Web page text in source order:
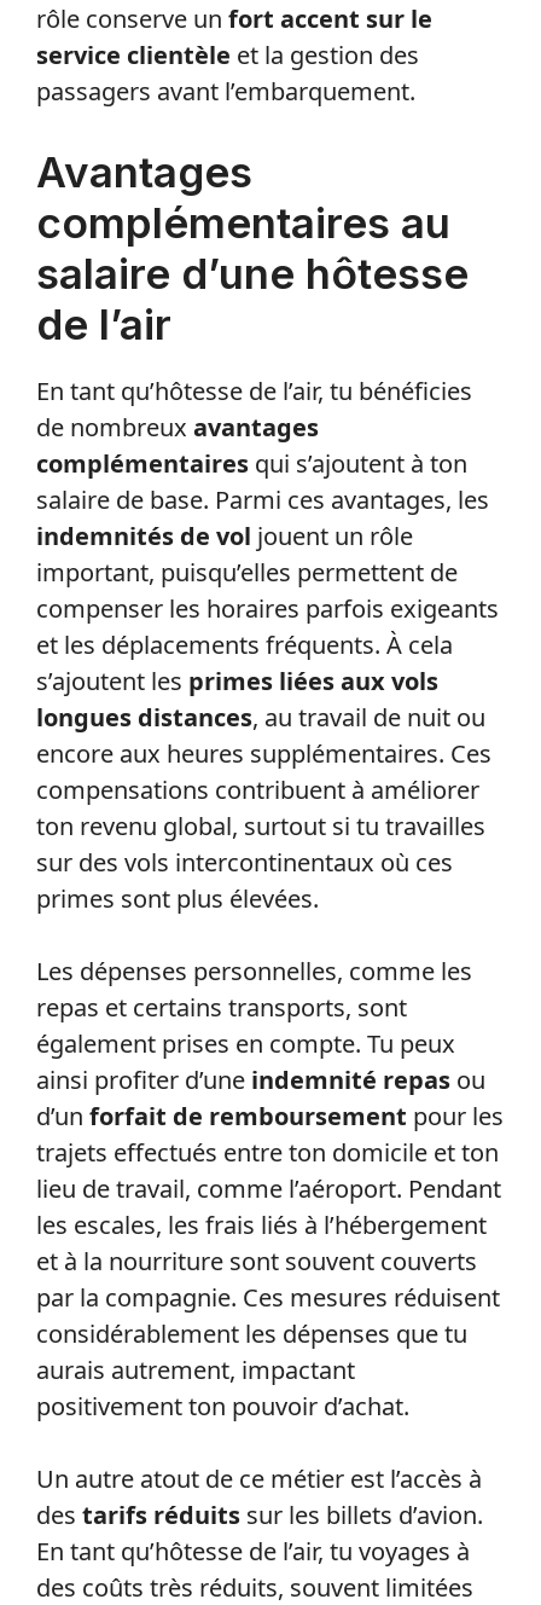
rôle conserve un fort accent sur le
service clientèle et la gestion des
passagers avant l’embarquement.
Avantages
complémentaires au
salaire d’une hôtesse
de l’air
En tant qu’hôtesse de l’air, tu bénéficies
de nombreux avantages
complémentaires qui s’ajoutent à ton
salaire de base. Parmi ces avantages, les
indemnités de vol jouent un rôle
important, puisqu’elles permettent de
compenser les horaires parfois exigeants
et les déplacements fréquents. À cela
s’ajoutent les primes liées aux vols
longues distances, au travail de nuit ou
encore aux heures supplémentaires. Ces
compensations contribuent à améliorer
ton revenu global, surtout si tu travailles
sur des vols intercontinentaux où ces
primes sont plus élevées.
Les dépenses personnelles, comme les
repas et certains transports, sont
également prises en compte. Tu peux
ainsi profiter d’une indemnité repas ou
d’un forfait de remboursement pour les
trajets effectués entre ton domicile et ton
lieu de travail, comme l’aéroport. Pendant
les escales, les frais liés à l’hébergement
et à la nourriture sont souvent couverts
par la compagnie. Ces mesures réduisent
considérablement les dépenses que tu
aurais autrement, impactant
positivement ton pouvoir d’achat.
Un autre atout de ce métier est l’accès à
des tarifs réduits sur les billets d’avion.
En tant qu’hôtesse de l’air, tu voyages à
des coûts très réduits, souvent limitées